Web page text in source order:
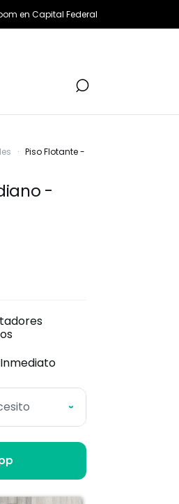
en Capital Federal
· Piso Flotante -
-
Inmediato
›